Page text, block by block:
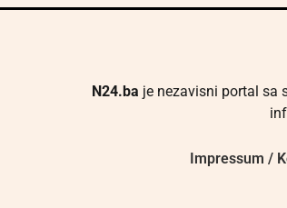
N24.ba je nezavisni portal sa
Impressum /